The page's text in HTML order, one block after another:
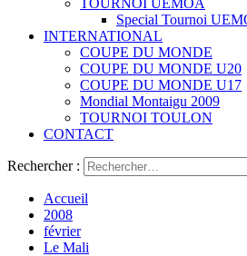
TOURNOI UEMOA
Special Tournoi
INTERNATIONAL
COUPE DU MONDE
COUPE DU MONDE U20
COUPE DU MONDE U17
Mondial Montaigu 2009
TOURNOI TOULON
CONTACT
Rechercher :
Accueil
2008
février
Le Mali